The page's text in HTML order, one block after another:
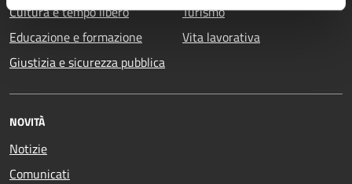
Cultura e tempo libero
Educazione e formazione
Giustizia e sicurezza pubblica
Turismo
Vita lavorativa
NOVITÀ
Notizie
Comunicati